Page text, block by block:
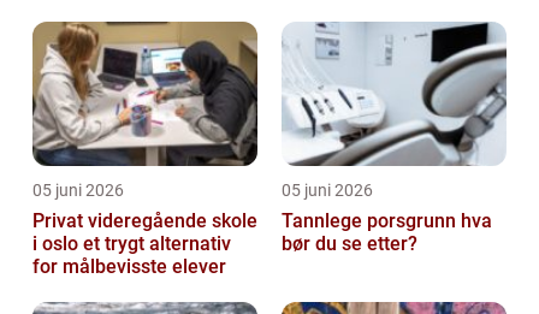
05 juni 2026
Privat videregående skole
i oslo et trygt alternativ
for målbevisste elever
05 juni 2026
Tannlege porsgrunn hva
bør du se etter?